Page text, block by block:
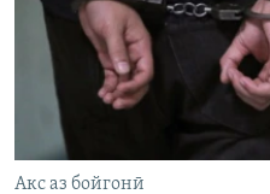
ГУЗОРИШҲОИ РАДИОӢ
Русский
ПАЙГИРӢ КУНЕД
Акс аз бойгонӣ